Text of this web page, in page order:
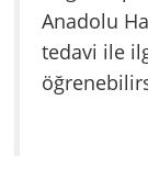
Anadolu
tedavi ile